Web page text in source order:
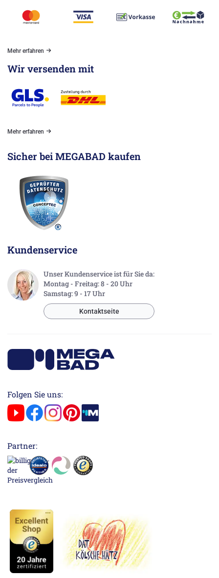
Mehr erfahren
Wir versenden mit
Mehr erfahren
Sicher bei MEGABAD kaufen
Kundenservice
Unser Kundenservice ist für Sie da:
Montag - Freitag: 8 - 20 Uhr
Samstag: 9 - 17 Uhr
Kontaktseite
Folgen Sie uns:
Partner: